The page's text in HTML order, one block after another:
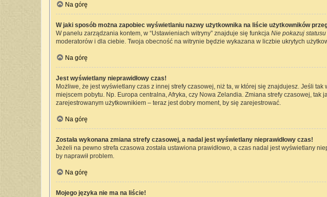
Na górę
W jaki sposób można zapobiec wyświetlaniu nazwy użytkownika na liście użytkowników
W panelu zarządzania kontem, w “Ustawieniach witryny” znajduje się funkcja Nie pokazuj
moderatorów i dla ciebie. Twoja obecność na witrynie będzie wykazana w liczbie ukrytych
Na górę
Jest wyświetlany nieprawidłowy czas!
Możliwe, że jest wyświetlany czas z innej strefy czasowej, niż ta, w której się znajdujesz. Jeśli
miejscem pobytu. Np. Europa centralna, Afryka, czy Nowa Zelandia. Zmiana strefy czasowej,
zarejestrowanym użytkownikiem – teraz jest dobry moment, by się zarejestrować.
Na górę
Została wykonana zmiana strefy czasowej, a nadal jest wyświetlany nieprawidłowy czas!
Jeżeli na pewno strefa czasowa została ustawiona prawidłowo, a czas nadal jest wyświetlany
by naprawił problem.
Na górę
Mojego języka nie ma na liście!